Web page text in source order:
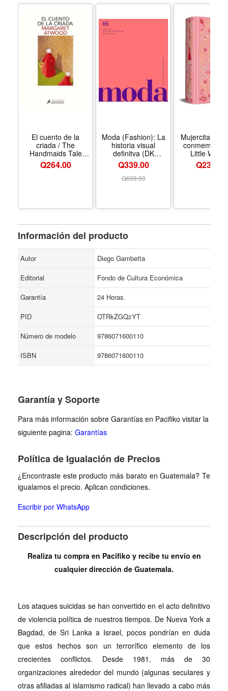
El cuento de la
criada / The
Handmaids Tale
(Spanish Edition) -
Formato Paperback
Q264.00
Moda (Fashion): La
historia visual
definitva (DK
Definitive Cultural
Histories) (Spanish
Edition) - Formato
Q339.00
Q609.00
Mujercitas
Little
Edition)
Q239.00
Información del producto
Autor
Diego Gambetta
Editorial
Fondo de Cultura Económica
Garantía
24 Horas.
PID
OTRkZGQzYT
Número de modelo
9786071600110
ISBN
9786071600110
Garantía y Soporte
Para más información sobre Garantías en Pacifiko visitar la
siguiente pagina: Garantías
Política de Igualación de Precios
¿Encontraste este producto más barato en Guatemala? Te
igualamos el precio. Aplican condiciones.
Escribir por WhatsApp
Descripción del producto
Realiza tu compra en Pacifiko y recibe tu envío en
cualquier dirección de Guatemala.
Los ataques suicidas se han convertido en el acto definitivo
de violencia política de nuestros tiempos. De Nueva York a
Bagdad, de Sri Lanka a Israel, pocos pondrían en duda
que estos hechos son un terrorífico elemento de los
crecientes conflictos. Desde 1981, más de 30
organizaciones alrededor del mundo (algunas seculares y
otras afiliadas al islamismo radical) han llevado a cabo más